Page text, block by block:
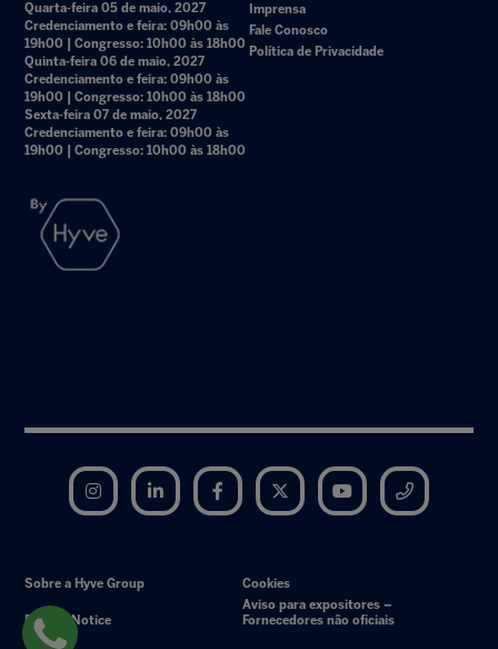
Quarta-feira 05 de maio, 2027
Credenciamento e feira: 09h00 às
19h00 | Congresso: 10h00 às 18h00
Quinta-feira 06 de maio, 2027
Credenciamento e feira: 09h00 às
19h00 | Congresso: 10h00 às 18h00
Sexta-feira 07 de maio, 2027
Credenciamento e feira: 09h00 às
19h00 | Congresso: 10h00 às 18h00
Imprensa
Fale Conosco
Política de Privacidade
Instagram LinkedIn Facebook Twitter YouTube
Sobre a Hyve Group Cookies
Privacy Notice
Aviso para expositores –
Fornecedores não oficiais